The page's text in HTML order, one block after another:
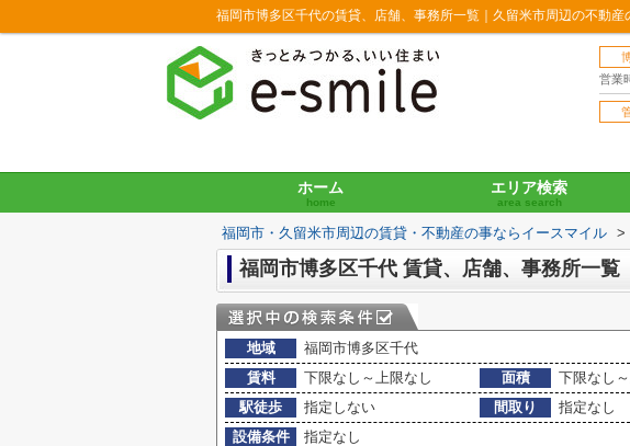
福岡市博多区千代の賃貸、店舗、事務所一覧｜久留米市周辺の不動産
営業
ホーム
home
エリア検索
area search
福岡市・久留米市周辺の賃貸・不動産の事ならイースマイル >
福岡市博多区千代 賃貸、店舗、事務所一覧
地域
福岡市博多区千代
賃料
下限なし～上限なし 面積 下限なし
駅徒歩
指定しない 間取り
指定なし
設備条件
指定なし